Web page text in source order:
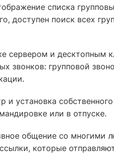
списка
доступен поиск всех
сервером и десктопным
звонков: групповой
установка
или в отпуске.
общение со многими
которые